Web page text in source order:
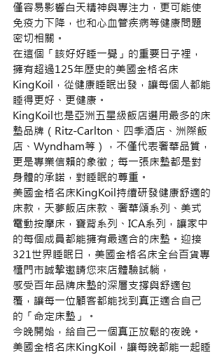
僅容易影響白天精神與專注力，更可能使
免疫力下降，也和心血管疾病等健康問題
密切相關。
在這個「該好好睡一覺」的重要日子裡，
擁有超過125年歷史的美國金格名床
KingKoil，從健康睡眠出發，讓每個人都能
睡得更好、更健康。
KingKoil也是亞洲五星級飯店選用最多的床
墊品牌（Ritz-Carlton、四季酒店、洲際飯
店、Wyndham等），不僅代表奢華品質，
更是專業信賴的象徵；每一張床墊都是對
身體的承諾，對睡眠的尊重。
美國金格名床KingKoil持續研發健康舒適的
床款，天夢飯店床款、奢華頌系列、美式
電動按摩床，寶背系列、ICA系列，讓家中
的每個成員都能擁有最適合的床墊。迎接
321世界睡眠日，美國金格名床全台百貨專
櫃門市誠摯邀請您來店體驗試躺，
感受百年品牌床墊的深層支撐與舒適包
覆，讓每一位顧客都能找到真正適合自己
的「命定床墊」。
今晚開始，給自己一個真正放鬆的夜晚。
美國金格名床KingKoil，讓每晚都能一起睡